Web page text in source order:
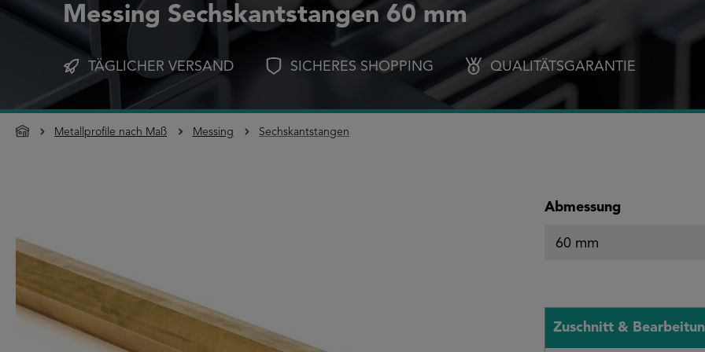
Messing Sechskantstangen 60 mm
TÄGLICHER VERSAND SICHERES SHOPPING QUALITÄTSGARANTIE
Metallprofile nach Maß Messing Sechskantstangen
Abmessung
Zuschnitt &